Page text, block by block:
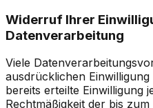
Widerruf Ihrer
Datenverarbeitung
Viele
ausdrücklichen
bereits erteilte Einwilligung
Rechtmäßigkeit der bis